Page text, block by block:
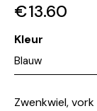
€13.60
Kleur
Zwenkwiel,